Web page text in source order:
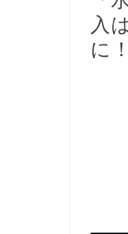
入
に！